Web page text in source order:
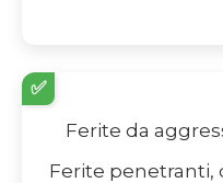
✅
Ferite da
Ferite penetranti,